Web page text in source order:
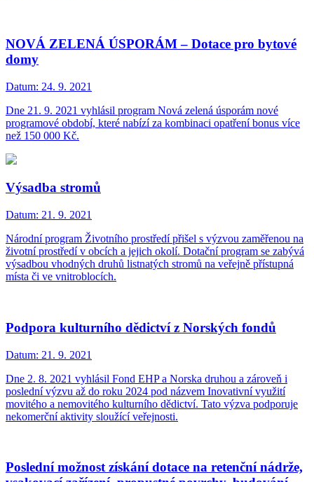
NOVÁ ZELENÁ ÚSPORÁM – Dotace pro bytové
domy
Datum: 24. 9. 2021
Dne 21. 9. 2021 vyhlásil program Nová zelená úsporám nové
programové období, které nabízí za kombinaci opatření bonus více
než 150 000 Kč.
Výsadba stromů
Datum: 21. 9. 2021
Národní program Životního prostředí přišel s výzvou zaměřenou na
životní prostředí v obcích a jejich okolí. Dotační program se zabývá
výsadbou vhodných druhů listnatých stromů na veřejně přístupná
místa či ve vnitroblocích.
Podpora kulturního dědictví z Norských fondů
Datum: 21. 9. 2021
Dne 2. 8. 2021 vyhlásil Fond EHP a Norska druhou a zároveň i
poslední výzvu až do roku 2024 pod názvem Inovativní využití
movitého a nemovitého kulturního dědictví. Tato výzva podporuje
nekomerční aktivity sloužící veřejnosti.
Poslední možnost získání dotace na retenční nádrže,